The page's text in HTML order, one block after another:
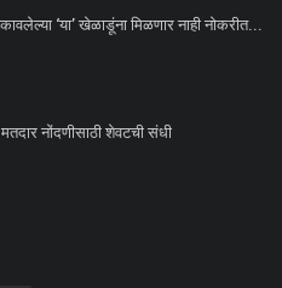
‘या’ खेळाडूंना मिळणार नाही नोकरीत...
नोंदणीसाठी शेवटची संधी